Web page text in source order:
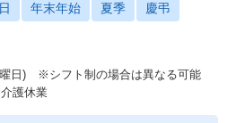
年末年始 夏季 慶弔
日) ※シフト制の場合は異なる可能
介護休業